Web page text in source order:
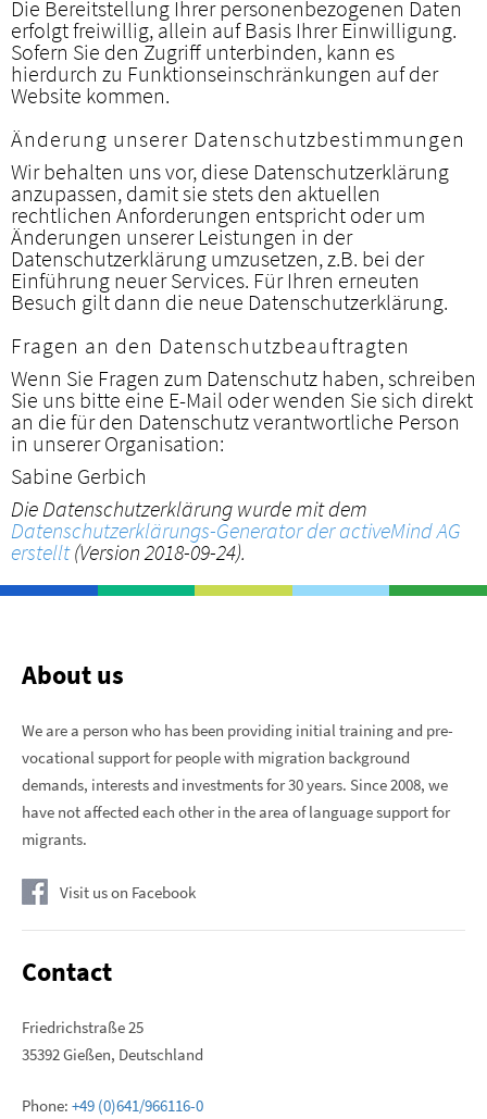
Die Bereitstellung Ihrer personenbezogenen Daten
erfolgt freiwillig, allein auf Basis Ihrer Einwilligung.
Sofern Sie den Zugriff unterbinden, kann es
hierdurch zu Funktionseinschränkungen auf der
Website kommen.
Änderung unserer Datenschutzbestimmungen
Wir behalten uns vor, diese Datenschutzerklärung
anzupassen, damit sie stets den aktuellen
rechtlichen Anforderungen entspricht oder um
Änderungen unserer Leistungen in der
Datenschutzerklärung umzusetzen, z.B. bei der
Einführung neuer Services. Für Ihren erneuten
Besuch gilt dann die neue Datenschutzerklärung.
Fragen an den Datenschutzbeauftragten
Wenn Sie Fragen zum Datenschutz haben, schreiben
Sie uns bitte eine E-Mail oder wenden Sie sich direkt
an die für den Datenschutz verantwortliche Person
in unserer Organisation:
Sabine Gerbich
Die Datenschutzerklärung wurde mit dem
Datenschutzerklärungs-Generator der activeMind AG
erstellt(Version 2018-09-24).
About us
We are a person who has been providing initial training and pre-
vocational support for people with migration background
demands, interests and investments for 30 years. Since 2008, we
have not affected each other in the area of ​​language support for
migrants.
Visit us on Facebook
Contact
Friedrichstraße 25
35392 Gießen, Deutschland
Phone: +49 (0)641/966116-0